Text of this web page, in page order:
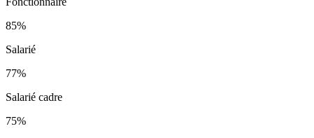
85%
Salarié
77%
Salarié cadre
75%